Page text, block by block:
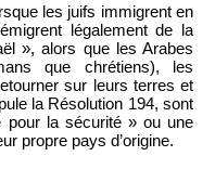
les juifs immigrent en
légalement de la
», alors que les Arabes
que chrétiens), les
sur leurs terres et
la Résolution 194, sont
pour la sécurité » ou une
propre pays d’origine.